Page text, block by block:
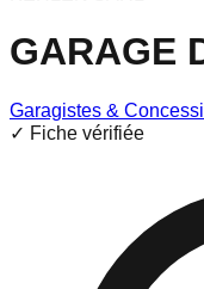
GARAGE
Garagistes &
✓ Fiche vérifiée